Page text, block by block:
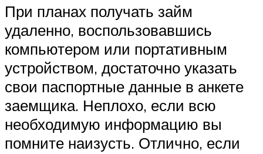
При планах получать займ
удаленно, воспользовавшись
компьютером или портативным
устройством, достаточно указать
свои паспортные данные в анкете
заемщика. Неплохо, если всю
необходимую информацию вы
помните наизусть. Отлично, если